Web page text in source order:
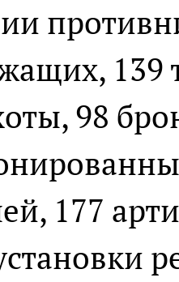
139
98
177